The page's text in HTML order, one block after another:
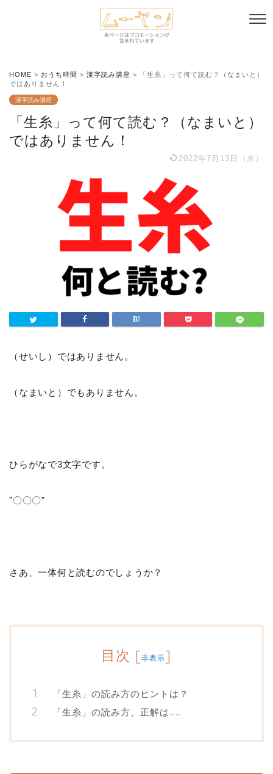
HOME > おうち時間 > 漢字読み講座 >
「生糸」って何て読む？（なまいと）
ではありません！
漢字読み講座
「生糸」って何て読む？（なまいと）
ではありません！
2022年7月13日（水）
（せいし）ではありません。
（なまいと）でもありません。
ひらがなで3文字です。
”〇〇〇”
さあ、一体何と読むのでしょうか？
目次 [非表示]
「生糸」の読み方のヒントは？
「生糸」の読み方、正解は……